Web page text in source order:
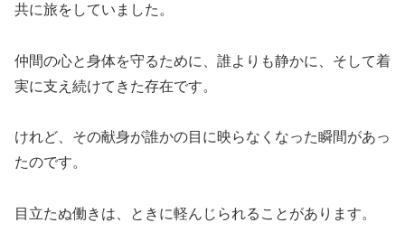
共に旅をしていました。
仲間の心と身体を守るために、誰よりも静かに、そして着
実に支え続けてきた存在です。
けれど、その献身が誰かの目に映らなくなった瞬間があっ
たのです。
目立たぬ働きは、ときに軽んじられることがあります。